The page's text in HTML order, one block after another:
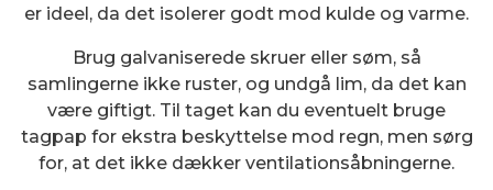
er ideel, da det isolerer godt mod kulde og varme.
Brug galvaniserede skruer eller søm, så
samlingerne ikke ruster, og undgå lim, da det kan
være giftigt. Til taget kan du eventuelt bruge
tagpap for ekstra beskyttelse mod regn, men sørg
for, at det ikke dækker ventilationsåbningerne.